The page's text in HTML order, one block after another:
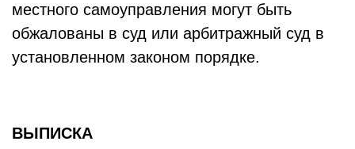
местного самоуправления могут быть
обжалованы в суд или арбитражный суд в
установленном законом порядке.
ВЫПИСКА